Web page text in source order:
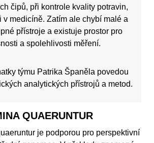
čipů, při kontrole kvality potravin,
v medicíně. Zatím ale chybí malé a
přístroje a existuje prostor pro
a spolehlivosti měření.
týmu Patrika Španěla povedou
analytických přístrojů a metod.
QUAERUNTUR
je podporou pro perspektivní